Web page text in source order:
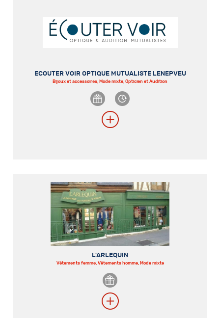
ECOUTER VOIR OPTIQUE MUTUALISTE LENEPVEU
Bijoux et accessoires, Mode mixte, Opticien et Audition
L'ARLEQUIN
Vêtements femme, Vêtements homme, Mode mixte